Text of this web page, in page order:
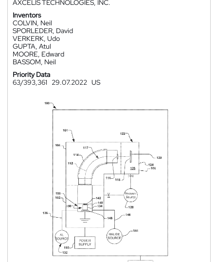
AXCELIS TECHNOLOGIES, INC.
Inventors
COLVIN, Neil
SPORLEDER, David
VERKERK, Udo
GUPTA, Atul
MOORE, Edward
BASSOM, Neil
Priority Data
63/393,361
29.07.2022 US